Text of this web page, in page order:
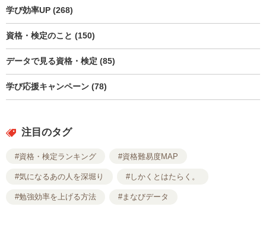
学び効率UP (268)
資格・検定のこと (150)
データで見る資格・検定 (85)
学び応援キャンペーン (78)
注目のタグ
#資格・検定ランキング #資格難易度MAP
#気になるあの人を深堀り #しかくとはたらく。
#勉強効率を上げる方法 #まなびデータ